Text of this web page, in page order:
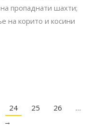
пропаднати шахти;
на корито и косини
24 25 26
…
→